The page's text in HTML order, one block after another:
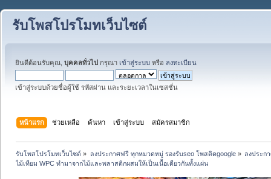
รับโพสโปรโมทเว็บไซต์
ยินดีต้อนรับคุณ, บุคคลทั่วไป กรุณา เข้าสู่ระบบ หรือ ลงทะเบียน
เข้าสู่ระบบด้วยชื่อผู้ใช้ รหัสผ่าน และระยะเวลาในเซสชั่น
หน้าแรก ช่วยเหลือ ค้นหา เข้าสู่ระบบ สมัครสมาชิก
รับโพสโปรโมทเว็บไซต์ » ลงประกาศฟรี ทุกหมวดหมู่ รองรับseo โพสติดgoogle» ลงประก
ไม้เทียม WPC ทำมาจากไม้และพลาสติกผสมให้เป็นเนื้อเดียวกันทั้งแผ่น